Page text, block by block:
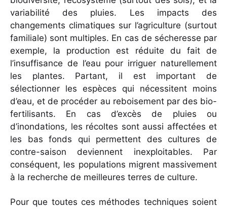
variabilité des pluies. Les impacts des
changements climatiques sur l’agriculture (surtout
familiale) sont multiples. En cas de sécheresse par
exemple, la production est réduite du fait de
l’insuffisance de l’eau pour irriguer naturellement
les plantes. Partant, il est important de
sélectionner les espèces qui nécessitent moins
d’eau, et de procéder au reboisement par des bio-
fertilisants. En cas d’excès de pluies ou
d’inondations, les récoltes sont aussi affectées et
les bas fonds qui permettent des cultures de
contre-saison deviennent inexploitables. Par
conséquent, les populations migrent massivement
à la recherche de meilleures terres de culture.
Pour que toutes ces méthodes techniques soient